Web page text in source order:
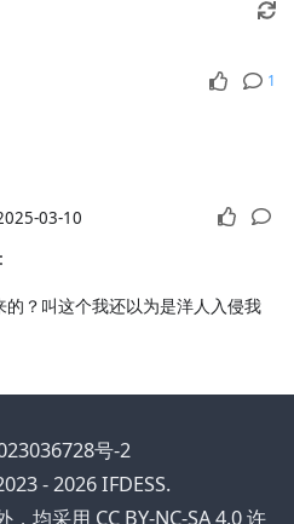
1
03-10
的？叫这个我还以为是洋人入侵我
号-2
- 2026 IFDESS.
均采用 CC BY-NC-SA 4.0 许